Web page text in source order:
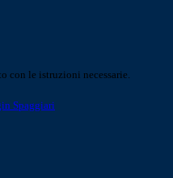
con le istruzioni necessarie.
Spaggiari